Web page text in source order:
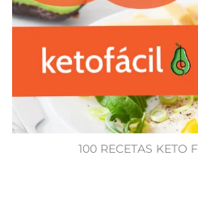
100 RECETAS KETO